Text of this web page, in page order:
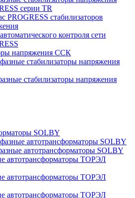
серии TR
PROGRESS стабилизаторов
контроля сети
напряжения ССК
стабилизаторы напряжения
стабилизаторы напряжения
SOLBY
автотрансформаторы SOLBY
автотрансформаторы SOLBY
автотрансформаторы ТОРЭЛ
автотрансформаторы ТОРЭЛ
автотрансформаторы ТОРЭЛ